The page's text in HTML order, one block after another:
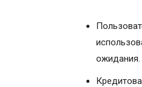
ожидания.